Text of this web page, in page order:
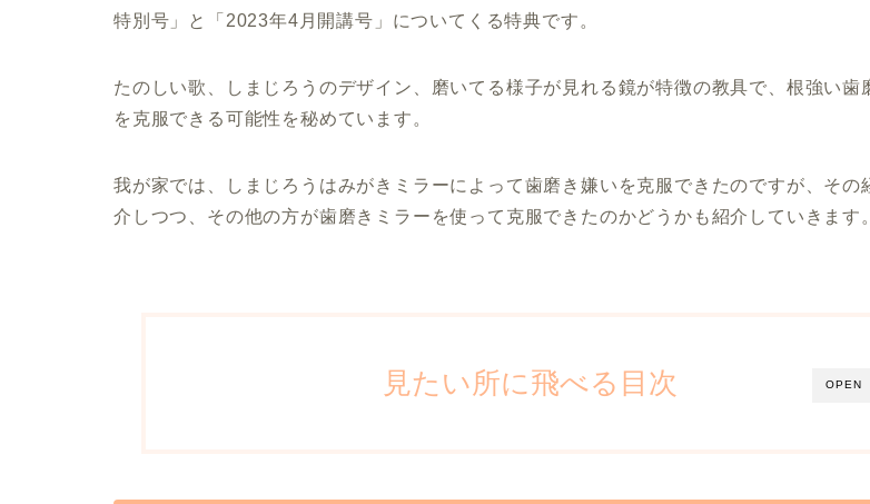
特別号」と「2023年4月開講号」についてくる特典です。
たのしい歌、しまじろうのデザイン、磨いてる様子が見れる鏡が特徴の教具で、根強い歯
を克服できる可能性を秘めています。
我が家では、しまじろうはみがきミラーによって歯磨き嫌いを克服できたのですが、その
介しつつ、その他の方が歯磨きミラーを使って克服できたのかどうかも紹介していきます。
OPEN
見たい所に飛べる目次